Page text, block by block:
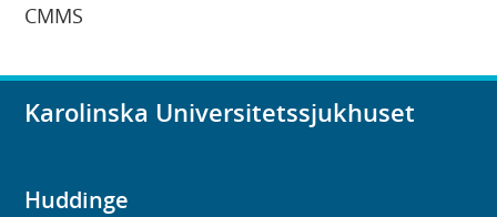
CMMS
Karolinska Universitetssjukhuset
Huddinge